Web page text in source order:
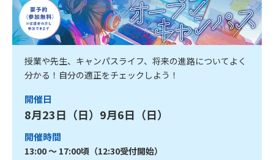
授業や先生、キャンパスライフ、将来の進路についてよく
分かる！自分の適正をチェックしよう！
開催日
8月23日（日）9月6日（日）
開催時間
13:00 ～ 17:00頃（12:30受付開始）